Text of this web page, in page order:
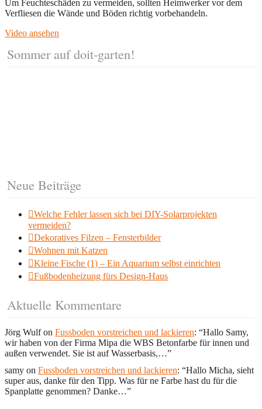
Um Feuchteschäden zu vermeiden, sollten Heimwerker vor dem
Verfliesen die Wände und Böden richtig vorbehandeln.
Video ansehen
Sommer auf doit-garten!
Neue Beiträge
Welche Fehler lassen sich bei DIY-Solarprojekten
vermeiden?
Dekoratives Filzen – Fensterbilder
Wohnen mit Katzen
Kleine Fische (1) – Ein Aquarium selbst einrichten
Fußbodenheizung fürs Design-Haus
Aktuelle Kommentare
Jörg Wulfon Fussboden vorstreichen und lackieren: “Hallo Samy,
wir haben von der Firma Mipa die WBS Betonfarbe für innen und
außen verwendet. Sie ist auf Wasserbasis,…”
samy on Fussboden vorstreichen und lackieren: “Hallo Micha, sieht
super aus, danke für den Tipp. Was für ne Farbe hast du für die
Spanplatte genommen? Danke…”